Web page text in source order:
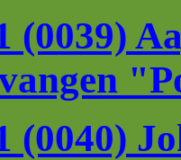
(0039)
(0040)